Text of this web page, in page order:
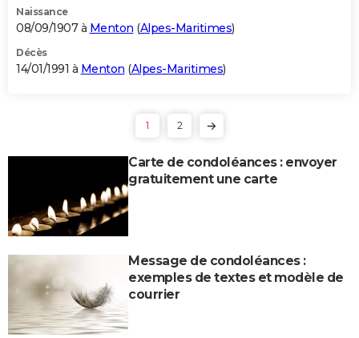
Naissance
08/09/1907 à Menton (Alpes-Maritimes)
Décès
14/01/1991 à Menton (Alpes-Maritimes)
1 2
Carte de condoléances : envoyer
gratuitement une carte
Message de condoléances :
exemples de textes et modèle de
courrier